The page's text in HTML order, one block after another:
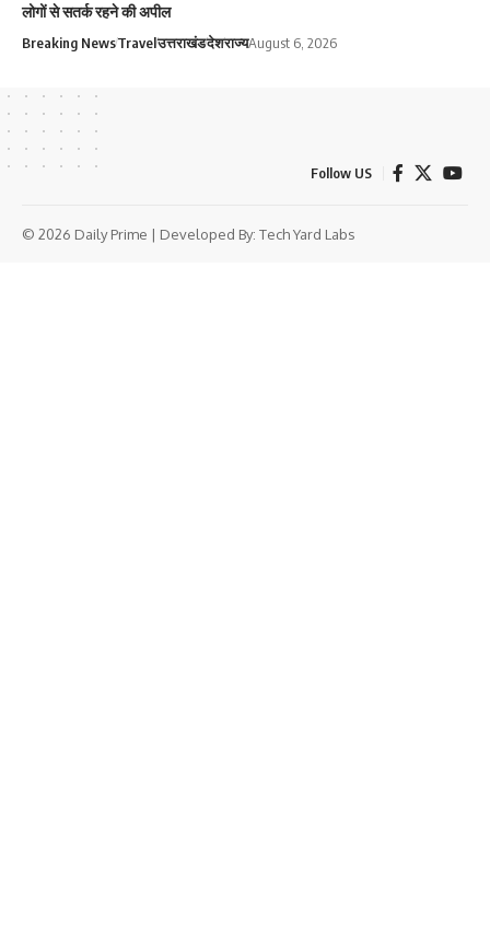
लोगों से सतर्क रहने की अपील
Breaking NewsTravelउत्तराखंडदेशराज्यAugust 6, 2026
Follow US
© 2026 Daily Prime | Developed By: Tech Yard Labs